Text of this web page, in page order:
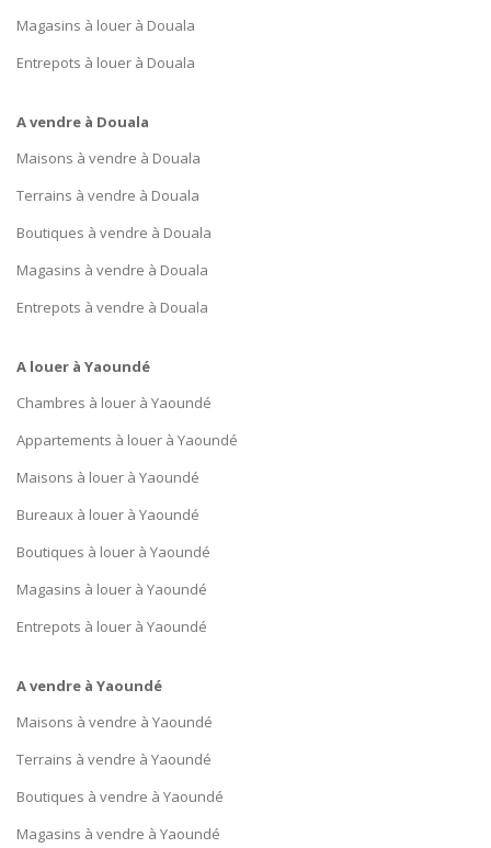
Magasins à louer à Douala
Entrepots à louer à Douala
A vendre à Douala
Maisons à vendre à Douala
Terrains à vendre à Douala
Boutiques à vendre à Douala
Magasins à vendre à Douala
Entrepots à vendre à Douala
A louer à Yaoundé
Chambres à louer à Yaoundé
Appartements à louer à Yaoundé
Maisons à louer à Yaoundé
Bureaux à louer à Yaoundé
Boutiques à louer à Yaoundé
Magasins à louer à Yaoundé
Entrepots à louer à Yaoundé
A vendre à Yaoundé
Maisons à vendre à Yaoundé
Terrains à vendre à Yaoundé
Boutiques à vendre à Yaoundé
Magasins à vendre à Yaoundé